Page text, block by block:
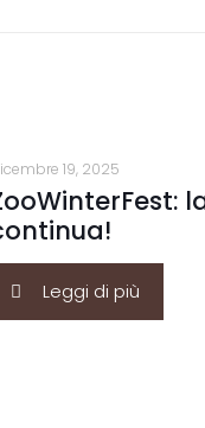
19, 2025
Leggi di più